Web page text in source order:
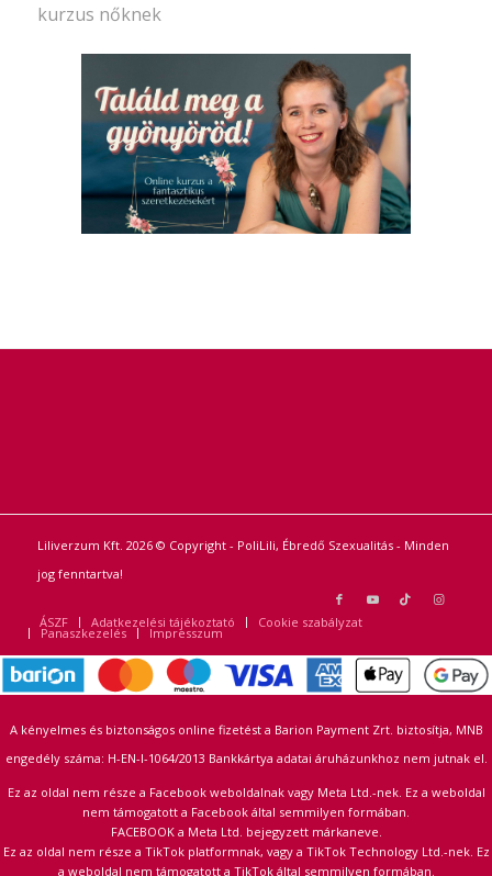
kurzus nőknek
Liliverzum Kft. 2026 © Copyright - PoliLili, Ébredő Szexualitás - Minden
jog fenntartva!
ÁSZF Adatkezelési tájékoztató Cookie szabályzat
Panaszkezelés Impresszum
A kényelmes és biztonságos online fizetést a Barion Payment Zrt. biztosítja, MNB
engedély száma: H-EN-I-1064/2013 Bankkártya adatai áruházunkhoz nem jutnak el.
Ez az oldal nem része a Facebook weboldalnak vagy Meta Ltd.-nek. Ez a weboldal
nem támogatott a Facebook által semmilyen formában.
FACEBOOK a Meta Ltd. bejegyzett márkaneve.
Ez az oldal nem része a TikTok platformnak, vagy a TikTok Technology Ltd.-nek. Ez
a weboldal nem támogatott a TikTok által semmilyen formában.